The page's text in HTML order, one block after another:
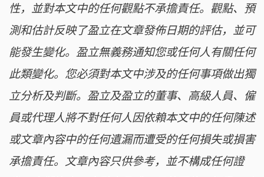
性，並對本文中的任何觀點不承擔責任。觀點、預
測和估計反映了盈立在文章發佈日期的評估，並可
能發生變化。盈立無義務通知您或任何人有關任何
此類變化。您必須對本文中涉及的任何事項做出獨
立分析及判斷。盈立及盈立的董事、高級人員、僱
員或代理人將不對任何人因依賴本文中的任何陳述
或文章內容中的任何遺漏而遭受的任何損失或損害
承擔責任。文章內容只供參考，並不構成任何證